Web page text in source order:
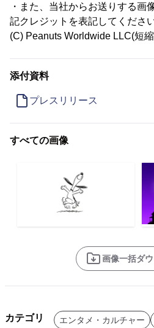
・また、当社からお送りする画
記クレジットを表記してください
(C) Peanuts Worldwide LLC(短
添付資料
プレスリリース
すべての画像
画像一括ダ
カテゴリ エンタメ・カルチャー